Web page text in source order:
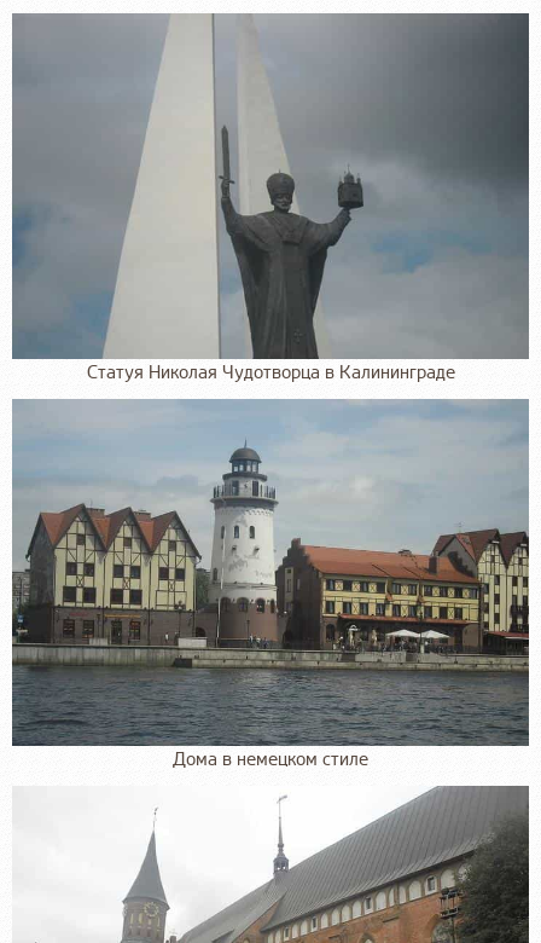
Статуя Николая Чудотворца в Калининграде
Дома в немецком стиле